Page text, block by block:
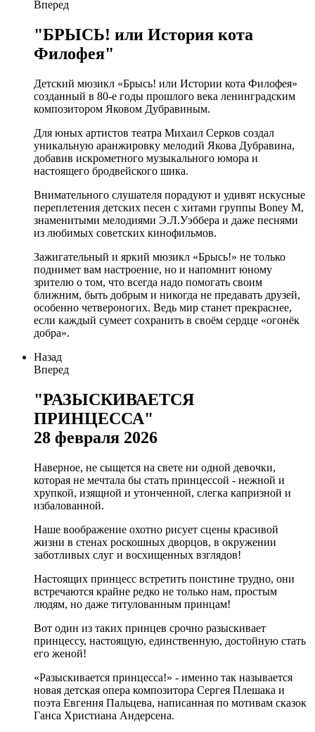
Вперед
"БРЫСЬ! или История кота
Филофея"
Детский мюзикл «Брысь! или Истории кота Филофея»
созданный в 80-е годы прошлого века ленинградским
композитором Яковом Дубравиным.
Для юных артистов театра Михаил Серков создал
уникальную аранжировку мелодий Якова Дубравина,
добавив искрометного музыкального юмора и
настоящего бродвейского шика.
Внимательного слушателя порадуют и удивят искусные
переплетения детских песен с хитами группы Boney M,
знаменитыми мелодиями Э.Л.Уэббера и даже песнями
из любимых советских кинофильмов.
Зажигательный и яркий мюзикл «Брысь!» не только
поднимет вам настроение, но и напомнит юному
зрителю о том, что всегда надо помогать своим
ближним, быть добрым и никогда не предавать друзей,
особенно четвероногих. Ведь мир станет прекраснее,
если каждый сумеет сохранить в своём сердце «огонёк
добра».
Назад
Вперед
"РАЗЫСКИВАЕТСЯ
ПРИНЦЕССА"
28 февраля 2026
Наверное, не сыщется на свете ни одной девочки,
которая не мечтала бы стать принцессой - нежной и
хрупкой, изящной и утонченной, слегка капризной и
избалованной.
Наше воображение охотно рисует сцены красивой
жизни в стенах роскошных дворцов, в окружении
заботливых слуг и восхищенных взглядов!
Настоящих принцесс встретить поистине трудно, они
встречаются крайне редко не только нам, простым
людям, но даже титулованным принцам!
Вот один из таких принцев срочно разыскивает
принцессу, настоящую, единственную, достойную стать
его женой!
«Разыскивается принцесса!» - именно так называется
новая детская опера композитора Сергея Плешака и
поэта Евгения Пальцева, написанная по мотивам сказок
Ганса Христиана Андерсена.